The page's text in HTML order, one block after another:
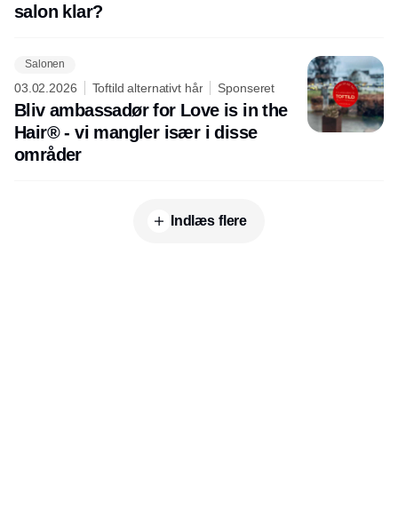
salon klar?
Salonen
03.02.2026 Toftild alternativt hår Sponseret
Bliv ambassadør for Love is in the
Hair® - vi mangler især i disse
områder
Indlæs flere